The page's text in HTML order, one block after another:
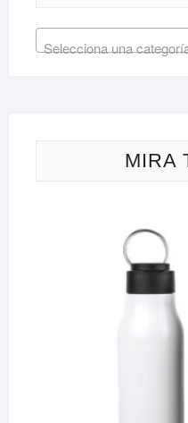
Selecciona una
MIRA